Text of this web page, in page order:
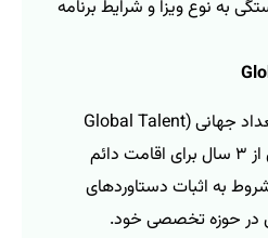
به نوع ویزا و شرایط برنامه
دارندگان ویزای استعداد جهانی (Global Talent
Visa) می‌توانند پس از ۳ سال برای اقامت دائم
به اثبات دستاوردهای
در حوزه تخصصی خود.